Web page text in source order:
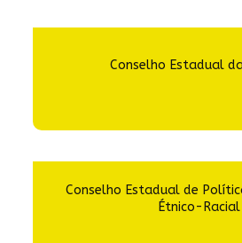
Conselho Estadual
Conselho Estadual de
Étnico-Racial